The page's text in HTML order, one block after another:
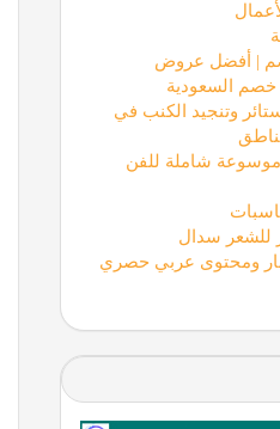
| أفضل عروض
خصم السعودية
وتنجيد الكنب في
موسوعة شاملة للفن
للشعر سدال
ومحتوى عربي حصري